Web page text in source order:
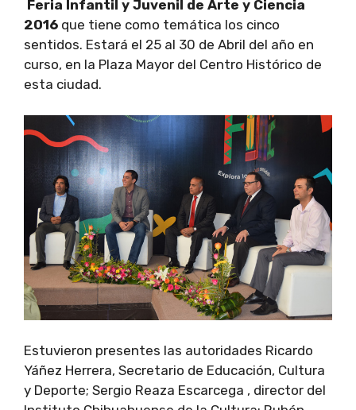
Feria Infantil y Juvenil de Arte y Ciencia
2016 que tiene como temática los cinco
sentidos. Estará el 25 al 30 de Abril del año en
curso, en la Plaza Mayor del Centro Histórico de
esta ciudad.
Estuvieron presentes las autoridades Ricardo
Yáñez Herrera, Secretario de Educación, Cultura
y Deporte; Sergio Reaza Escarcega , director del